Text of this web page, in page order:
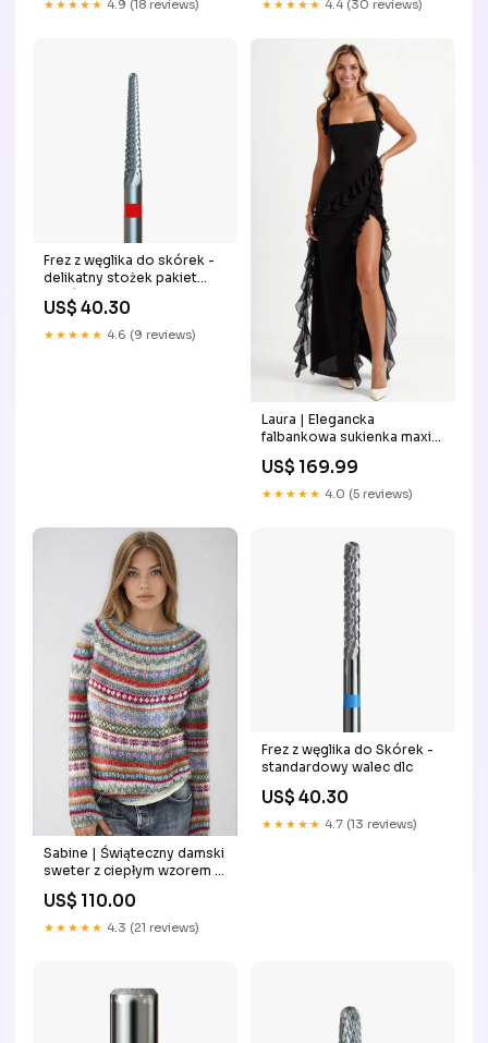
★★★★★ 4.9 (18 reviews) ★★★★★ 4.4 (30 reviews)
Frez z węglika do skórek -
delikatny stożek pakiet
US$ 40.30
★★★★★ 4.6 (9 reviews)
Laura | Elegancka
falbankowa sukienka maxi
Codzienne buty damskie
US$ 169.99
★★★★★ 4.0 (5 reviews)
Sabine | Świąteczny damski
sweter z ciepłym wzorem w
US$ 110.00
★★★★★ 4.3 (21 reviews)
Frez z węglika do Skórek -
standardowy walec dlc
US$ 40.30
★★★★★ 4.7 (13 reviews)